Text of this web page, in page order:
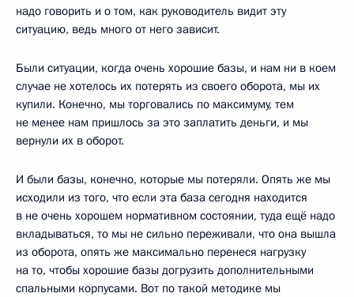
надо говорить и о том, как руководитель видит эту
ситуацию, ведь много от него зависит.
Были ситуации, когда очень хорошие базы, и нам ни в коем
случае не хотелось их потерять из своего оборота, мы их
купили. Конечно, мы торговались по максимуму, тем
не менее нам пришлось за это заплатить деньги, и мы
вернули их в оборот.
И были базы, конечно, которые мы потеряли. Опять же мы
исходили из того, что если эта база сегодня находится
в не очень хорошем нормативном состоянии, туда ещё надо
вкладываться, то мы не сильно переживали, что она вышла
из оборота, опять же максимально перенеся нагрузку
на то, чтобы хорошие базы догрузить дополнительными
спальными корпусами. Вот по такой методике мы